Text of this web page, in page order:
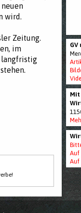
wird.
Zeitung.
im
langfristig
GV
Mit
Auf
Auf